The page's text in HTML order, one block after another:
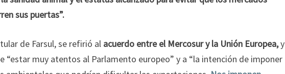
sus puertas”.
de Farsul, se refirió al acuerdo entre el Mercosur y la Unión Europea,y
“estar muy atentos al Parlamento europeo” y a “la intención de imponer